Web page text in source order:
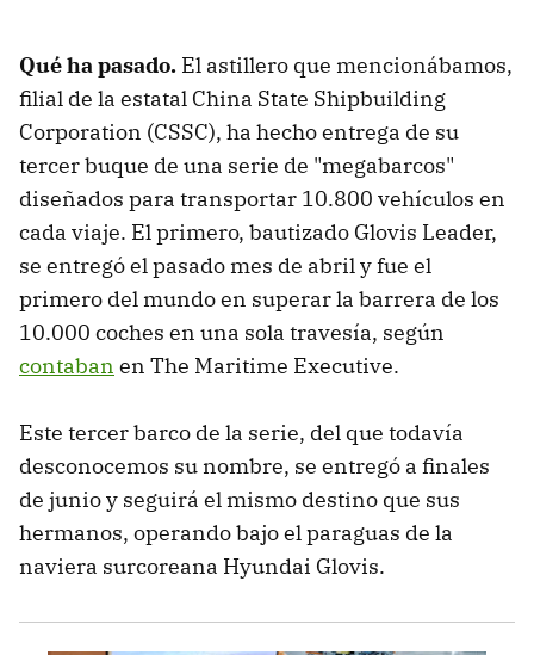
Qué ha pasado. El astillero que mencionábamos,
filial de la estatal China State Shipbuilding
Corporation (CSSC), ha hecho entrega de su
tercer buque de una serie de "megabarcos"
diseñados para transportar 10.800 vehículos en
cada viaje. El primero, bautizado Glovis Leader,
se entregó el pasado mes de abril y fue el
primero del mundo en superar la barrera de los
10.000 coches en una sola travesía, según
contaban en The Maritime Executive.
Este tercer barco de la serie, del que todavía
desconocemos su nombre, se entregó a finales
de junio y seguirá el mismo destino que sus
hermanos, operando bajo el paraguas de la
naviera surcoreana Hyundai Glovis.